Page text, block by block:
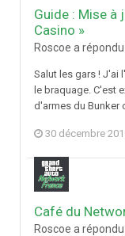
Guide : Mise à
Casino »
Roscoe a
Salut les gars ! J'ai
le braquage. C'est
d'armes du Bunker
30 décembre
Café du
Roscoe a